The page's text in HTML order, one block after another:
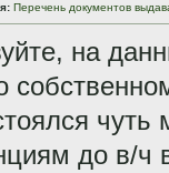
Перечень документов
на
до в/ч